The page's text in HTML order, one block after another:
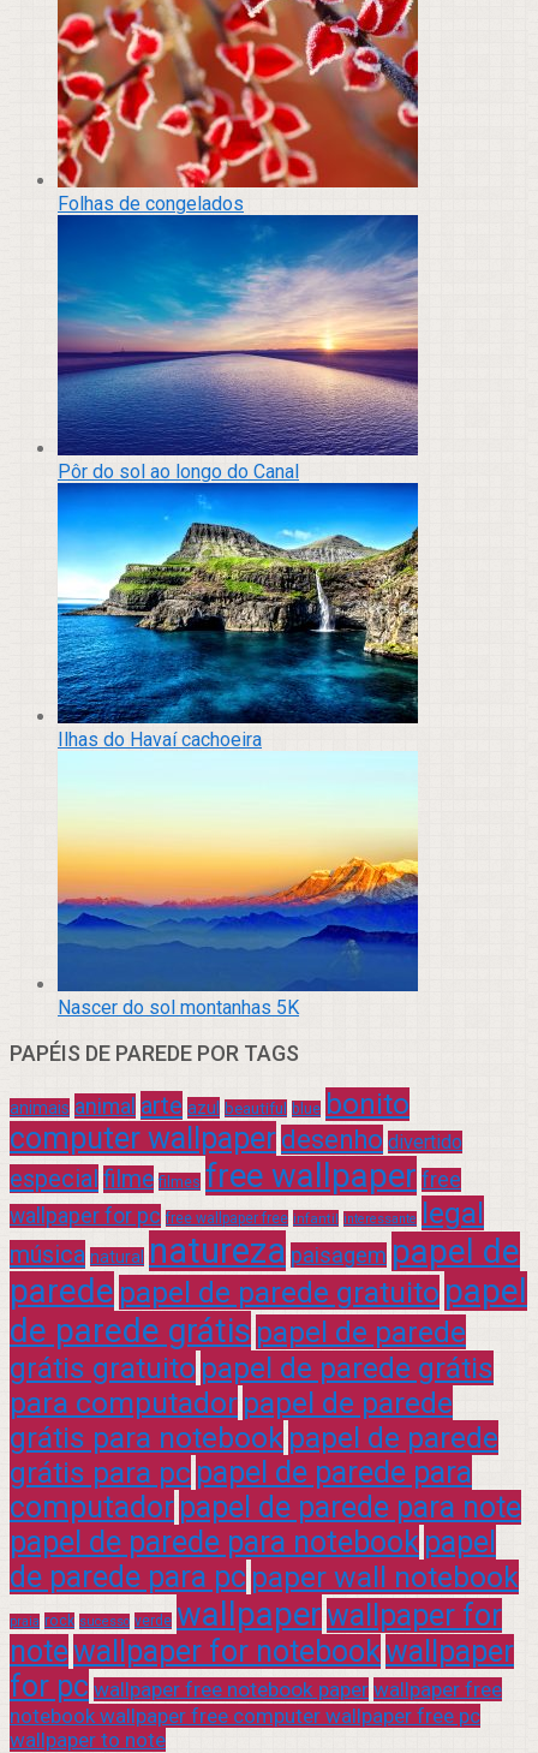
Folhas de congelados
Pôr do sol ao longo do Canal
Ilhas do Havaí cachoeira
Nascer do sol montanhas 5K
PAPÉIS DE PAREDE POR TAGS
animais animal arte azul beautiful blue bonito
computer wallpaper desenho divertido
especial filme filmes free wallpaper free
wallpaper for pc free wallpaper free infantil interessante legal
música natural natureza paisagem papel de
parede papel de parede gratuito papel
de parede grátis papel de parede
grátis gratuito papel de parede grátis
para computador papel de parede
grátis para notebook papel de parede
grátis para pc papel de parede para
computador papel de parede para note
papel de parede para notebook papel
de parede para pc paper wall notebook
praia rock sucesso verde wallpaperwallpaper for
notewallpaper for notebookwallpaper
for pc wallpaper free notebook paper wallpaper free
notebook wallpaper free computer wallpaper free pc
wallpaper to note